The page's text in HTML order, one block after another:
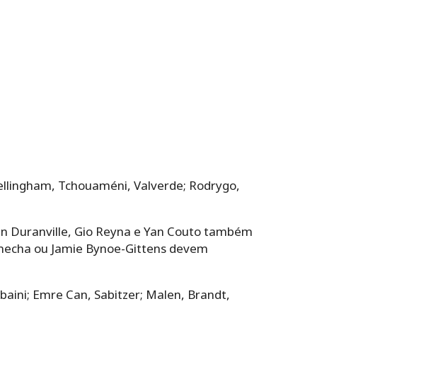
Tchouaméni, Valverde; Rodrygo,
Gio Reyna e Yan Couto também
ou Jamie Bynoe-Gittens devem
Emre Can, Sabitzer; Malen, Brandt,